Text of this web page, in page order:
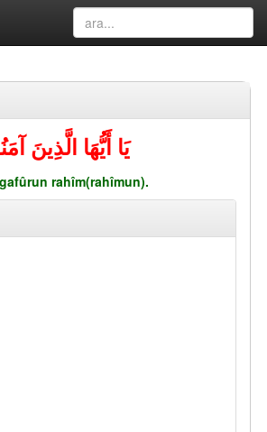
يَا أَيُّهَا الَّذِينَ
rahîm(rahîmun).